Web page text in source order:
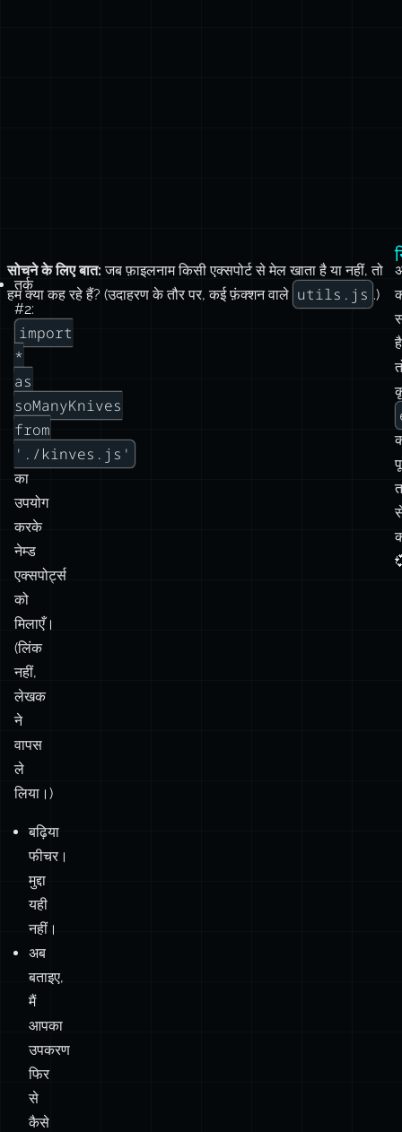
तर्क
#2:
import
*
as
soManyKnives
from
'./kinves.js'
का
उपयोग
करके
नेम्ड
एक्सपोर्ट्स
को
मिलाएँ।
(लिंक
नहीं,
लेखक
ने
वापस
ले
लिया।)
बढ़िया
फीचर।
मुद्दा
यही
नहीं।
अब
बताइए,
मैं
आपका
उपकरण
फिर
से
कैसे
सारांश
वास्तव
कई
संयोजन
हैं
जिनसे
हम
चीज़ों
एक्सपोर्ट
कर
कहानी
बताता
Default
(Exports)
सोचने के लिए बात: जब फ़ाइलनाम किसी एक्सपोर्ट से मेल खाता है या नहीं, तो
हम क्या कह रहे हैं? (उदाहरण के तौर पर, कई फ़ंक्शन वाले utils.js .)